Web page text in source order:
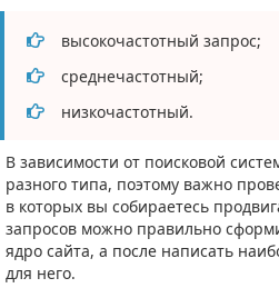
высокочастотный запрос;
среднечастотный;
низкочастотный.
В зависимости от поисковой
разного типа, поэтому важно
в которых вы собираетесь
запросов можно правильно
ядро сайта, а после написать
для него.